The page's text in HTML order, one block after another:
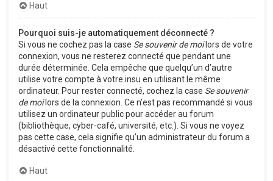
Haut
Pourquoi suis-je automatiquement déconnecté ?
Si vous ne cochez pas la case Se souvenir de moilors de votre
connexion, vous ne resterez connecté que pendant une
durée déterminée. Cela empêche que quelqu’un d’autre
utilise votre compte à votre insu en utilisant le même
ordinateur. Pour rester connecté, cochez la case Se souvenir
de moilors de la connexion. Ce n’est pas recommandé si vous
utilisez un ordinateur public pour accéder au forum
(bibliothèque, cyber-café, université, etc.). Si vous ne voyez
pas cette case, cela signifie qu’un administrateur du forum a
désactivé cette fonctionnalité.
Haut